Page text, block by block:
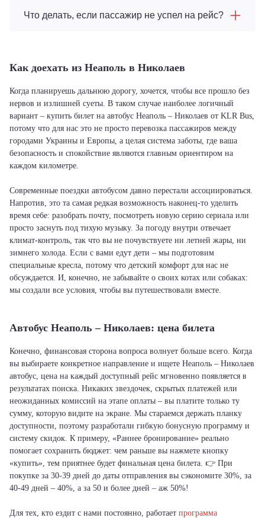
Что делать, если пассажир не успел на рейс?
Как доехать из Неаполь в Николаев
Когда планируешь дальнюю дорогу, хочется, чтобы все прошло без
нервов и излишней суеты. В таком случае наиболее логичный
вариант – купить билет на автобус Неаполь – Николаев от KLR Bus,
потому что для нас это не просто перевозка пассажиров между
городами Украины и Европы, а целая система заботы, где ваша
безопасность и спокойствие являются главным ориентиром на
каждом километре.
Современные поездки автобусом давно перестали ассоциироваться.
Напротив, это та самая редкая возможность наконец-то уделить
время себе: разобрать почту, посмотреть новую серию сериала или
просто заснуть под тихую музыку. За погоду внутри отвечает
климат-контроль, так что вы не почувствуете ни летней жары, ни
зимнего холода. Если с вами едут дети – мы подготовим
специальные кресла, потому что детский комфорт для нас не
обсуждается. И, конечно, не забывайте о своих котах или собаках:
мы создали все условия, чтобы вы путешествовали вместе.
Автобус Неаполь – Николаев: цена билета
Конечно, финансовая сторона вопроса волнует больше всего. Когда
вы выбираете конкретное направление и ищете Неаполь – Николаев
автобус, цена на каждый доступный рейс мгновенно появляется в
результатах поиска. Никаких звездочек, скрытых платежей или
неожиданных комиссий на этапе оплаты – вы платите только ту
сумму, которую видите на экране. Мы стараемся держать планку
доступности, поэтому разработали гибкую бонусную программу и
систему скидок. К примеру, «Раннее бронирование» реально
помогает сохранить бюджет: чем раньше вы нажмете кнопку
«купить», тем приятнее будет финальная цена билета. 👉 При
покупке за 30-39 дней до даты отправления вы сэкономите 30%, за
40-49 дней – 40%, а за 50 и более дней – аж 50%!
Для тех, кто ездит с нами постоянно, работает программа